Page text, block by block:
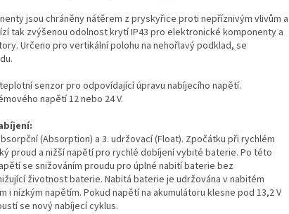
jsou chráněny nátěrem z pryskyřice proti nepříznivým vlivům a
tak zvýšenou odolnost krytí IP43 pro elektronické komponenty a
Určeno pro vertikální polohu na nehořlavý podklad, se
senzor pro odpovídající úpravu nabíjecího napětí.
napětí 12 nebo 24 V.
(Absorption) a 3. udržovací (Float). Zpočátku při rychlém
proud a nižší napětí pro rychlé dobíjení vybité baterie. Po této
se snižováním proudu pro úplné nabití baterie bez
životnost baterie. Nabitá baterie je udržována v nabitém
i nízkým napětím. Pokud napětí na akumulátoru klesne pod 13,2 V
se nový nabíjecí cyklus.